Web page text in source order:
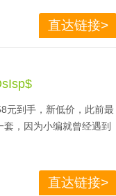
元，而且是冬天，春天正
直达链接>
元到手，新低价，此前最
，因为小编就曾经遇到
可准确监测胎压胎温，
寿命为
3-5年，检测器有
直达链接>